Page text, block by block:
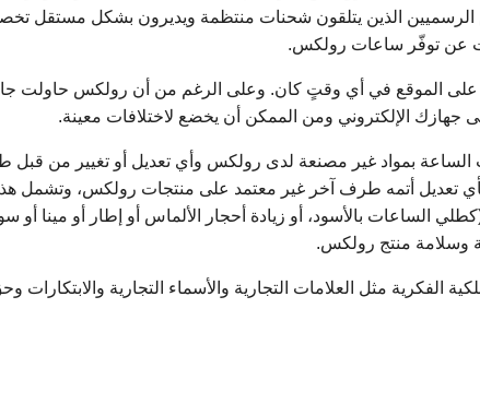
الذين يتلقون شحنات منتظمة ويديرون بشكل مستقل
عن توفّر ساعات رولكس.
على الموقع في أي وقتٍ كان. وعلى الرغم من أن رولكس حاولت
جهازك الإلكتروني ومن الممكن أن يخضع لاختلافات معينة.
الساعة بمواد غير مصنعة لدى رولكس وأي تعديل أو تغيير من
تعديل أتمه طرف آخر غير معتمد على منتجات رولكس، وتشمل هذه
الساعات بالأسود، أو زيادة أحجار الألماس أو إطار أو مينا أو
وسلامة منتج رولكس.
مثل العلامات التجارية والأسماء التجارية والابتكارات